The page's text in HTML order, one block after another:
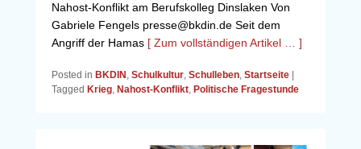
Nahost-Konflikt am Berufskolleg Dinslaken Von
Gabriele Fengels presse@bkdin.de Seit dem
Angriff der Hamas [ Zum vollständigen Artikel … ]
Posted in BKDIN , Schulkultur, Schulleben, Startseite
Tagged Krieg, Nahost-Konflikt, Politische Fragestunde